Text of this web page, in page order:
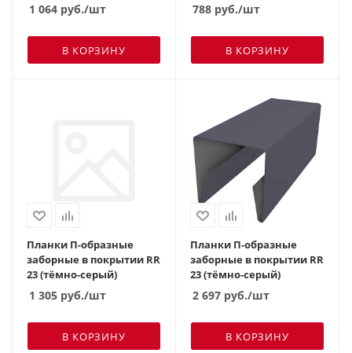
1 064 руб./шт
В КОРЗИНУ
788 руб./шт
В КОРЗИНУ
Планки П-образные
заборные в покрытии RR
23 (тёмно-серый)
1 305 руб./шт
В КОРЗИНУ
Планки П-образные
заборные в покрытии RR
23 (тёмно-серый)
2 697 руб./шт
В КОРЗИНУ